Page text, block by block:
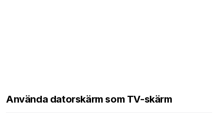
Använda datorskärm som TV-skärm